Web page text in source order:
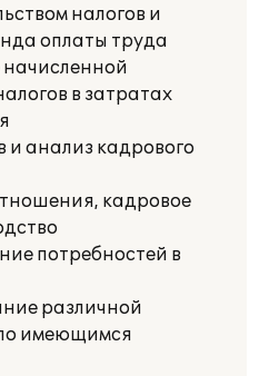
налогов и
оплаты труда
в затратах
и анализ кадрового
кадровое
потребностей в
различной
имеющимся